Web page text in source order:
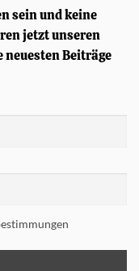
sein und keine
jetzt unseren
Beiträge